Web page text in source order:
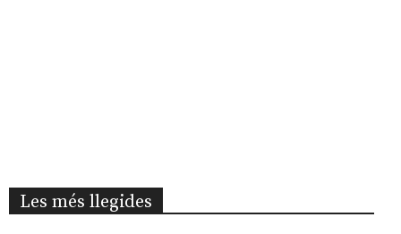
Les més llegides